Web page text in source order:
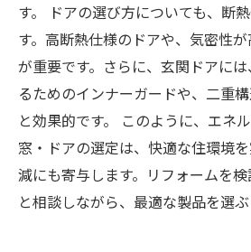
す。 ドアの選び方についても、断
す。高断熱仕様のドアや、気密性
が重要です。さらに、玄関ドアに
るためのインナーガードや、二重
と効果的です。 このように、エネ
窓・ドアの選定は、快適な住環境
減にも寄与します。リフォームを
と相談しながら、最適な製品を選ぶ